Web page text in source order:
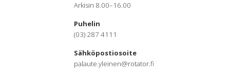
Arkisin 8.00–16.00
Puhelin
(03) 287 4111
Sähköpostiosoite
palaute.yleinen@rotator.fi